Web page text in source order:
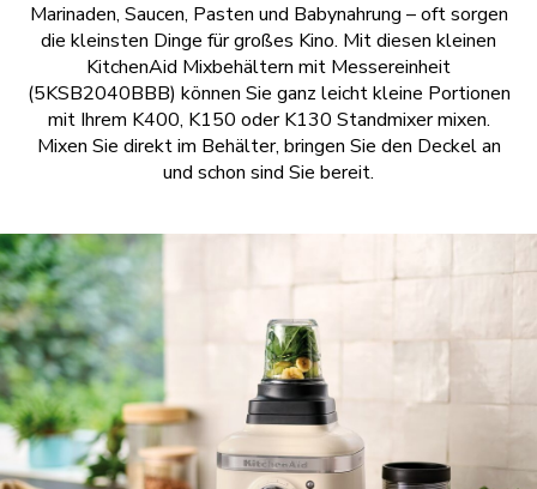
Marinaden, Saucen, Pasten und Babynahrung – oft sorgen
die kleinsten Dinge für großes Kino. Mit diesen kleinen
KitchenAid Mixbehältern mit Messereinheit
(5KSB2040BBB) können Sie ganz leicht kleine Portionen
mit Ihrem K400, K150 oder K130 Standmixer mixen.
Mixen Sie direkt im Behälter, bringen Sie den Deckel an
und schon sind Sie bereit.